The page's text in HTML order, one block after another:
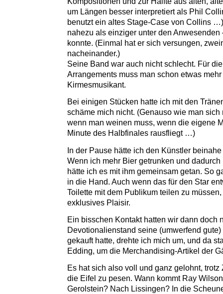
um Längen besser interpretiert als Phil
benutzt ein altes Stage-Case von Collins
nahezu als einziger unter den Anwesenden
konnte. (Einmal hat er sich versungen,
nacheinander.)
Seine Band war auch nicht schlecht. Für
Arrangements muss man schon etwas
Kirmesmusikant.
Bei einigen Stücken hatte ich mit den
schäme mich nicht. (Genauso wie man sich
wenn man weinen muss, wenn die eigene
Minute des Halbfinales rausfliegt …)
In der Pause hätte ich den Künstler
Wenn ich mehr Bier getrunken und
hätte ich es mit ihm gemeinsam getan. So
in die Hand. Auch wenn das für den Star
Toilette mit dem Publikum teilen zu
exklusives Plaisir.
Ein bisschen Kontakt hatten wir dann doch
Devotionalienstand seine (umwerfend
gekauft hatte, drehte ich mich um, und da
Edding, um die Merchandising-Artikel der
Es hat sich also voll und ganz gelohnt,
die Eifel zu pesen. Wann kommt Ray
Gerolstein? Nach Lissingen? In die